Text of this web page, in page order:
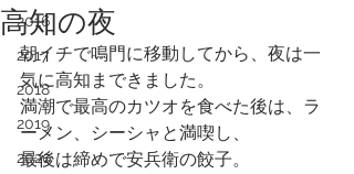
2016
2017
2018
2019
2020
高知の夜
朝イチで鳴門に移動してから、夜は一
気に高知まできました。
満潮で最高のカツオを食べた後は、ラ
ーメン、シーシャと満喫し、
最後は締めで安兵衛の餃子。